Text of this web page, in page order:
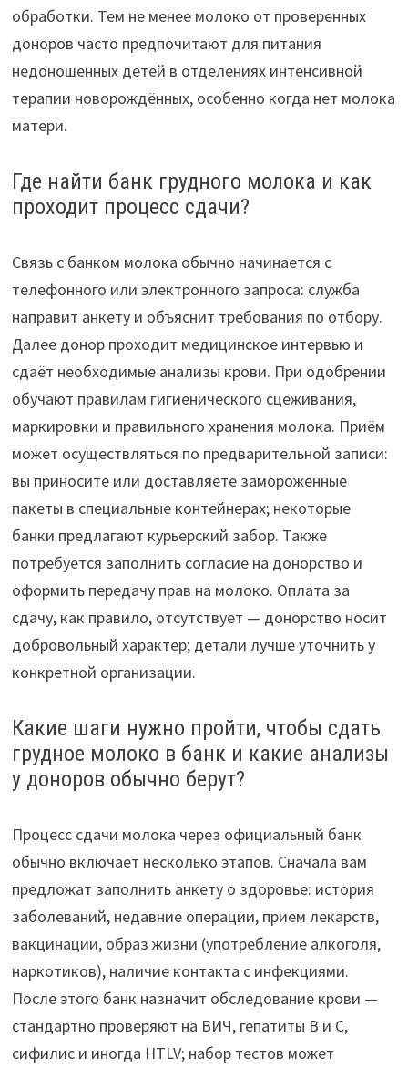
обработки. Тем не менее молоко от проверенных
доноров часто предпочитают для питания
недоношенных детей в отделениях интенсивной
терапии новорождённых, особенно когда нет молока
матери.
Где найти банк грудного молока и как
проходит процесс сдачи?
Связь с банком молока обычно начинается с
телефонного или электронного запроса: служба
направит анкету и объяснит требования по отбору.
Далее донор проходит медицинское интервью и
сдаёт необходимые анализы крови. При одобрении
обучают правилам гигиенического сцеживания,
маркировки и правильного хранения молока. Приём
может осуществляться по предварительной записи:
вы приносите или доставляете замороженные
пакеты в специальные контейнерах; некоторые
банки предлагают курьерский забор. Также
потребуется заполнить согласие на донорство и
оформить передачу прав на молоко. Оплата за
сдачу, как правило, отсутствует — донорство носит
добровольный характер; детали лучше уточнить у
конкретной организации.
Какие шаги нужно пройти, чтобы сдать
грудное молоко в банк и какие анализы
у доноров обычно берут?
Процесс сдачи молока через официальный банк
обычно включает несколько этапов. Сначала вам
предложат заполнить анкету о здоровье: история
заболеваний, недавние операции, прием лекарств,
вакцинации, образ жизни (употребление алкоголя,
наркотиков), наличие контакта с инфекциями.
После этого банк назначит обследование крови —
стандартно проверяют на ВИЧ, гепатиты B и C,
сифилис и иногда HTLV; набор тестов может